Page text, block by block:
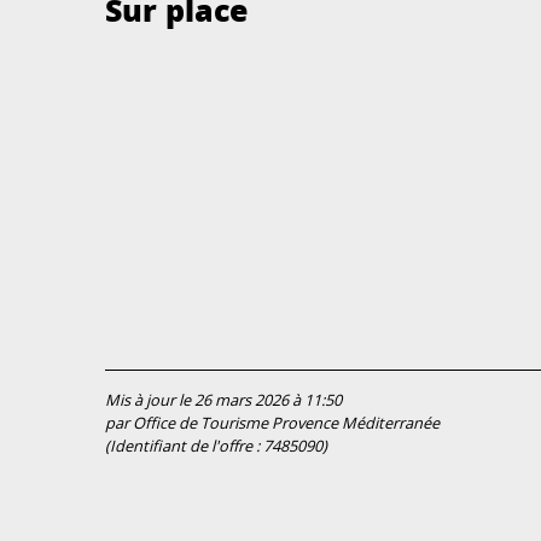
Sur place
Mis à jour le 26 mars 2026 à 11:50
par Office de Tourisme Provence Méditerranée
(Identifiant de l'offre : 7485090)